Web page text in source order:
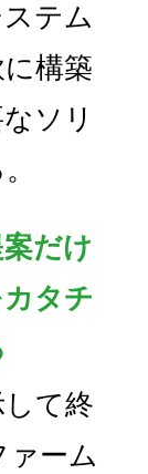
テム
構築
ソリ
だけ
タチ
て終
ーム